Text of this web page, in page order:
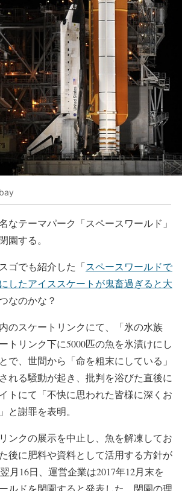
なテーマパーク「スペースワールド」
園する。
ゴでも紹介した「スペースワールドで
したアイススケートが鬼畜過ぎると大
なのかな？
のスケートリンクにて、「氷の水族
トリンク下に5000匹の魚を氷漬けにし
で、世間から「命を粗末にしている」
れる騒動が起き、批判を浴びた直後に
トにて「不快に思われた皆様に深くお
と謝罪を表明。
ンクの展示を中止し、魚を解凍してお
後に肥料や資料として活用する方針が
月16日、運営企業は2017年12月末を